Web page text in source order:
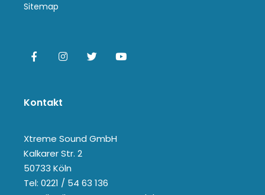
Sitemap
Kontakt
Xtreme Sound GmbH
Kalkarer Str. 2
50733 Köln
Tel: 0221 / 54 63 136